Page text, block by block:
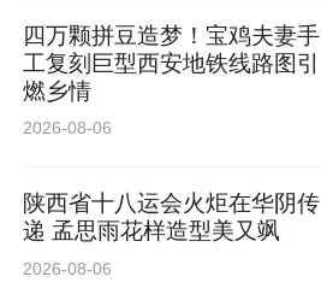
四万颗拼豆造梦！宝鸡夫妻手
工复刻巨型西安地铁线路图引
燃乡情
2026-08-06
陕西省十八运会火炬在华阴传
递 孟思雨花样造型美又飒
2026-08-06